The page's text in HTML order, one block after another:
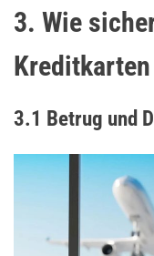
3. Wie
Kreditkarten
3.1 Betrug und